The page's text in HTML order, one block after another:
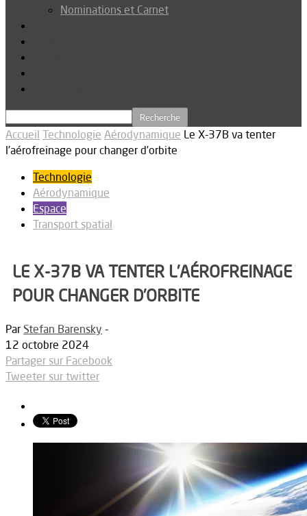
Nominations et Carnet
Accueil Technologie Aérodynamique Le X-37B va tenter
l’aérofreinage pour changer d’orbite
Technologie
Aérodynamique
Espace
Transport spatial
LE X-37B VA TENTER L’AÉROFREINAGE
POUR CHANGER D’ORBITE
Par Stefan Barensky -
12 octobre 2024
Partager sur Facebook
Tweeter sur twitter